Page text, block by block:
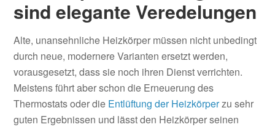
sind elegante Veredelungen
Alte, unansehnliche Heizkörper müssen nicht unbedingt
durch neue, modernere Varianten ersetzt werden,
vorausgesetzt, dass sie noch ihren Dienst verrichten.
Meistens führt aber schon die Erneuerung des
Thermostats oder die Entlüftung der Heizkörperzu sehr
guten Ergebnissen und lässt den Heizkörper seinen